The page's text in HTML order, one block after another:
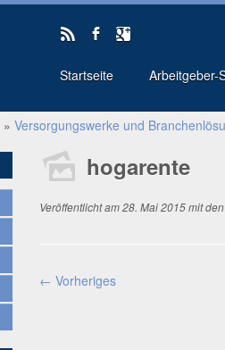
Startseite
» Versorgungswerke und
hogarente
Veröffentlicht am28. Mai 2015mit
← Vorheriges